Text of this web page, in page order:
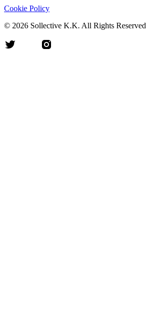
Cookie Policy
© 2026 Sollective K.K. All Rights Reserved